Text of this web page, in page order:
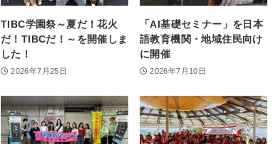
TIBC学園祭～夏だ！花火
だ！TIBCだ！～を開催しま
した！
2026年7月25日
「AI基礎セミナー」を日本
語教育機関・地域住民向け
に開催
2026年7月10日